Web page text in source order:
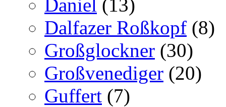
Daniel (13)
Dalfazer Roßkopf (8)
Großglockner (30)
Großvenediger (20)
Guffert (7)